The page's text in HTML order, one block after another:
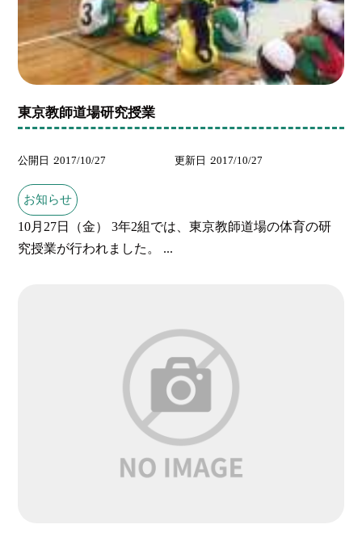
東京教師道場研究授業
公開日 2017/10/27 更新日 2017/10/27
お知らせ
10月27日（金） 3年2組では、東京教師道場の体育の研
究授業が行われました。 ...